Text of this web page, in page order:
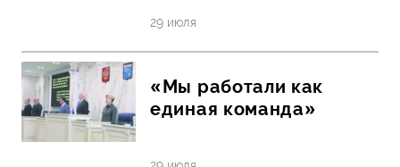
29 июля
«Мы работали как
единая команда»